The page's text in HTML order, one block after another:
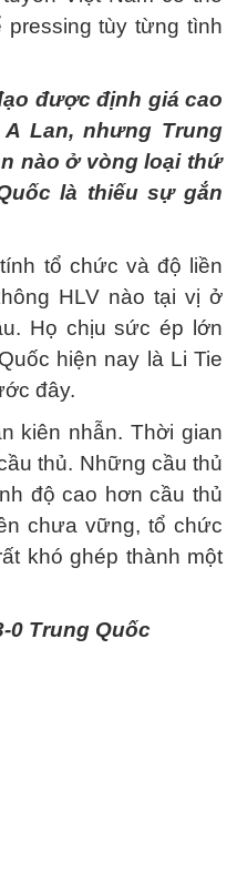
tùy từng tình
được định giá cao
Lan, nhưng Trung
nào ở vòng loại thứ
là thiếu sự gắn
tổ chức và độ liền
HLV nào tại vị ở
Họ chịu sức ép lớn
hiện nay là Li Tie
đây.
kiên nhẫn. Thời gian
thủ. Những cầu thủ
độ cao hơn cầu thủ
chưa vững, tổ chức
khó ghép thành một
0 Trung Quốc